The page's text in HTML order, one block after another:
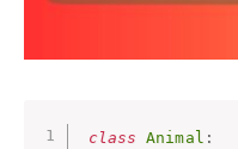
class Animal :